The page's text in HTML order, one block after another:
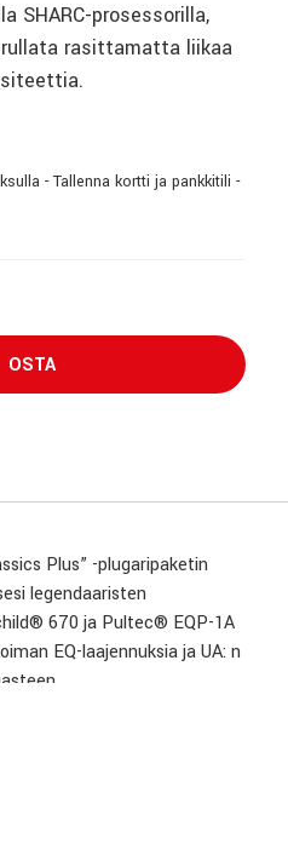
SHARC-prosessorilla,
rasittamatta liikaa
- Tallenna kortti ja pankkitili -
OSTA
Plus” -plugaripaketin
legendaaristen
670 ja Pultec® EQP-1A
EQ-laajennuksia ja UA: n
UA Analog Classics Plus -
ladata kolme